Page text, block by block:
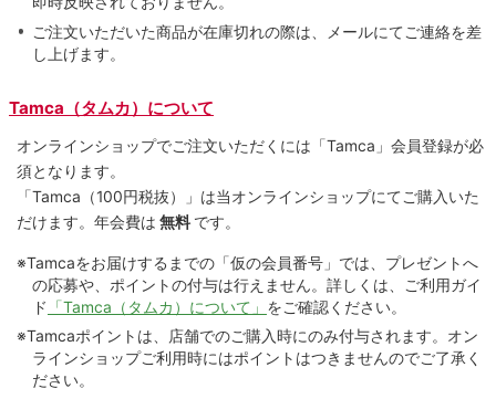
ご注文いただいた商品が在庫切れの際は、メールにてご連絡を差
し上げます。
Tamca（タムカ）について
オンラインショップでご注⽂いただくには「Tamca」会員登録が必
須となります。
「Tamca （100円税抜）
」は当オンラインショップにてご購⼊いた
だけます。 年会費は 無料 です。
※Tamcaをお届けするまでの「仮の会員番号」では、プレゼントへ
の応募や、ポイントの付与は⾏えません。詳しくは、ご利⽤ガイ
ド 「Tamca（タムカ）について」 をご確認ください。
※Tamcaポイントは、店舗でのご購⼊時にのみ付与されます。オン
ラインショップご利用時にはポイントはつきませんのでご了承く
ださい。